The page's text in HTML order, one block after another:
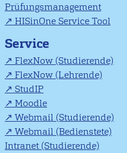
Prüfungsmanagement
HISinOne Service Tool
Service
FlexNow (Studierende)
FlexNow (Lehrende)
StudIP
Moodle
Webmail (Studierende)
Webmail (Bedienstete)
Intranet (Studierende)